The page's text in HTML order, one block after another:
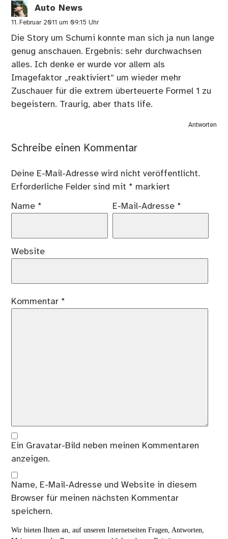
Auto News
11. Februar 2011 um 09:15 Uhr
Die Story um Schumi konnte man sich ja nun lange
genug anschauen. Ergebnis: sehr durchwachsen
alles. Ich denke er wurde vor allem als
Imagefaktor „reaktiviert“ um wieder mehr
Zuschauer für die extrem überteuerte Formel 1 zu
begeistern. Traurig, aber thats life.
Antworten
Schreibe einen Kommentar
Deine E-Mail-Adresse wird nicht veröffentlicht.
Erforderliche Felder sind mit * markiert
Name * E-Mail-Adresse *
Website
Kommentar *
Ein Gravatar-Bild neben meinen Kommentaren
anzeigen.
Name, E-Mail-Adresse und Website in diesem
Browser für meinen nächsten Kommentar
speichern.
Wir bieten Ihnen an, auf unseren Internetseiten Fragen, Antworten,